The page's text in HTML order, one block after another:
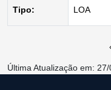
Tipo: LOA
Última Atualização em: